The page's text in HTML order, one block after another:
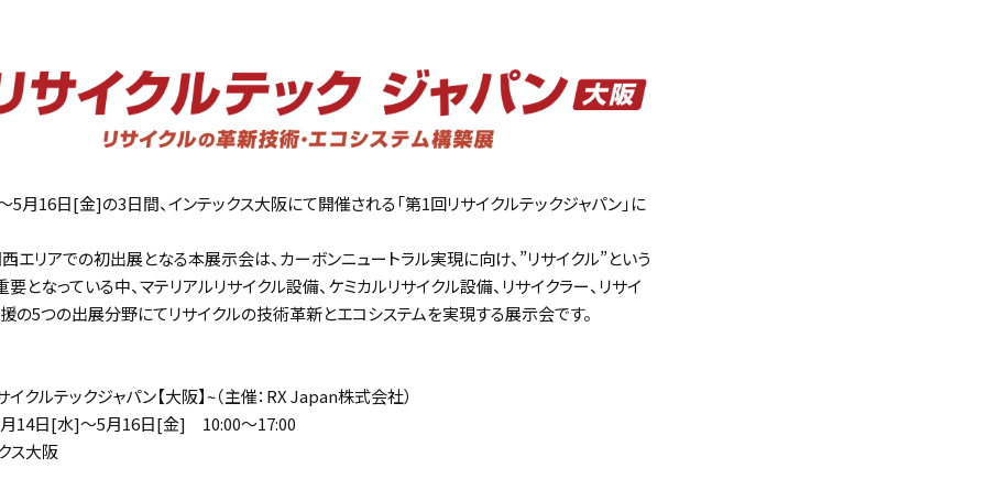
16日[金]の3日間、インテックス大阪にて開催される「第1回リサイクルテックジャパン」に
リアでの初出展となる本展示会は、カーボンニュートラル実現に向け、”リサイクル”という
となっている中、マテリアルリサイクル設備、ケミカルリサイクル設備、リサイクラー、リサイ
の5つの出展分野にてリサイクルの技術革新とエコシステムを実現する展示会です。
クルテックジャパン【大阪】~（主催：RX Japan株式会社）
14日[水]～5月16日[金] 10:00～17:00
ス大阪